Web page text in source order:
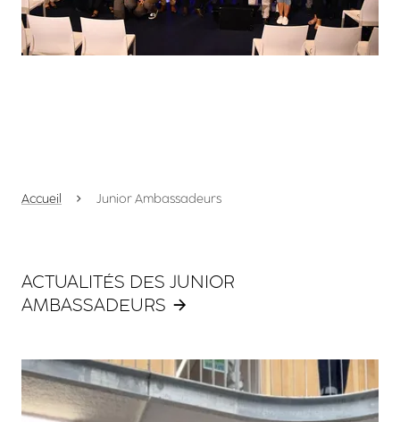
Accueil Junior Ambassadeurs
ACTUALITÉS DES JUNIOR
AMBASSADEURS